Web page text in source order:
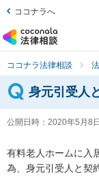
ココナラへ
ココナラ法律相談
身元引受人
公開日時： 2020年5月8
有料老人ホームに入
為、身元引受人と契